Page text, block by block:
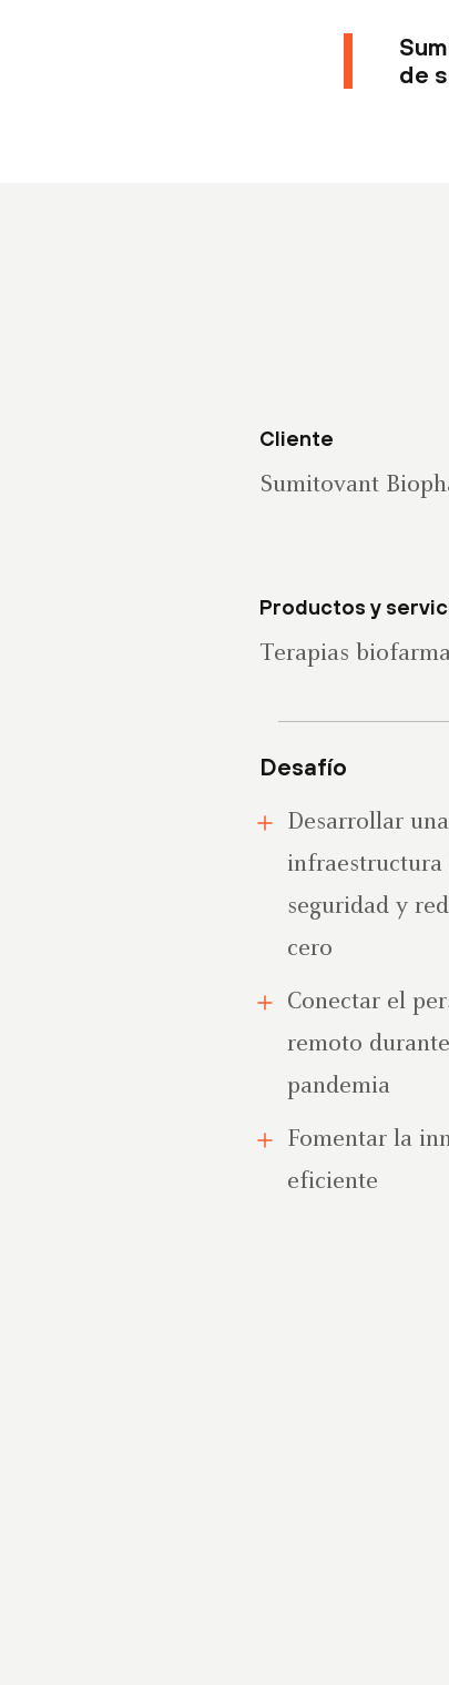
de
Cliente
Sumitovant
Productos y
Terapias
Desafío
Desarrollar una
infraestructura
seguridad y
cero
Conectar el
remoto
pandemia
Fomentar la
eficiente